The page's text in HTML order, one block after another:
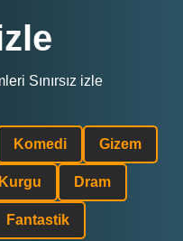
Sınırsız izle
Komedi Gizem
Dram
Fantastik